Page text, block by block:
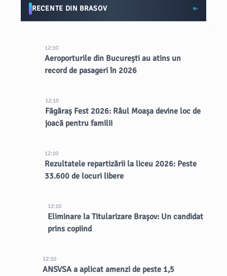
RECENTE DIN BRASOV
12:10
Aeroporturile din București au atins un
record de pasageri în 2026
12:10
Făgăraș Fest 2026: Râul Moașa devine loc de
joacă pentru familii
12:10
Rezultatele repartizării la liceu 2026: Peste
33.600 de locuri libere
12:10
Eliminare la Titularizare Brașov: Un candidat
prins copiind
12:10
ANSVSA a aplicat amenzi de peste 1,5